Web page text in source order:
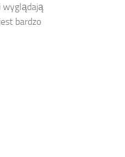
wyglądają
bardzo